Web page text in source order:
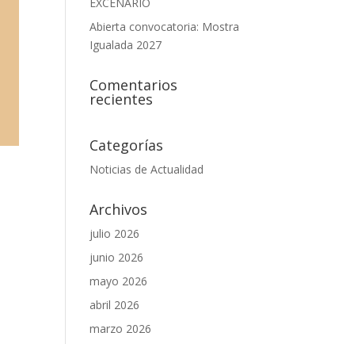
Abierta convocatoria: Mostra
Igualada 2027
Comentarios
recientes
Categorías
Noticias de Actualidad
Archivos
julio 2026
junio 2026
mayo 2026
abril 2026
marzo 2026